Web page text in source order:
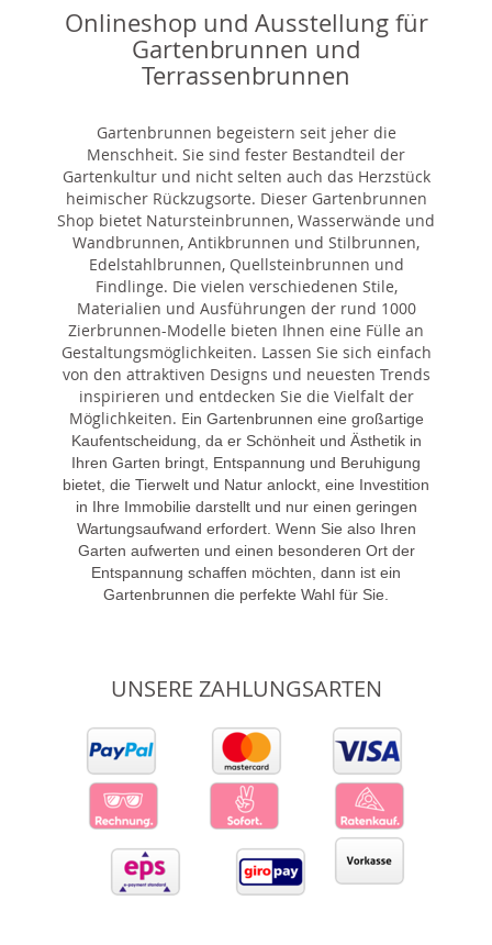
Onlineshop und Ausstellung für
Gartenbrunnen und
Terrassenbrunnen
Gartenbrunnen begeistern seit jeher die
Menschheit. Sie sind fester Bestandteil der
Gartenkultur und nicht selten auch das Herzstück
heimischer Rückzugsorte. Dieser Gartenbrunnen
Shop bietet Natursteinbrunnen, Wasserwände und
Wandbrunnen, Antikbrunnen und Stilbrunnen,
Edelstahlbrunnen, Quellsteinbrunnen und
Findlinge. Die vielen verschiedenen Stile,
Materialien und Ausführungen der rund 1000
Zierbrunnen-Modelle bieten Ihnen eine Fülle an
Gestaltungsmöglichkeiten. Lassen Sie sich einfach
von den attraktiven Designs und neuesten Trends
inspirieren und entdecken Sie die Vielfalt der
Möglichkeiten. Ein Gartenbrunnen eine großartige
Kaufentscheidung, da er Schönheit und Ästhetik in
Ihren Garten bringt, Entspannung und Beruhigung
bietet, die Tierwelt und Natur anlockt, eine Investition
in Ihre Immobilie darstellt und nur einen geringen
Wartungsaufwand erfordert. Wenn Sie also Ihren
Garten aufwerten und einen besonderen Ort der
Entspannung schaffen möchten, dann ist ein
Gartenbrunnen die perfekte Wahl für Sie.
UNSERE ZAHLUNGSARTEN